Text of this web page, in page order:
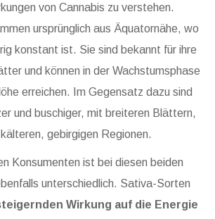
von Cannabis zu verstehen.
ursprünglich aus Äquatornähe, wo
konstant ist. Sie sind bekannt für ihre
und können in der Wachstumsphase
erreichen. Im Gegensatz dazu sind
und buschiger, mit breiteren Blättern,
gebirgigen Regionen.
Konsumenten ist bei diesen beiden
unterschiedlich. Sativa-Sorten
Wirkung auf die Energie